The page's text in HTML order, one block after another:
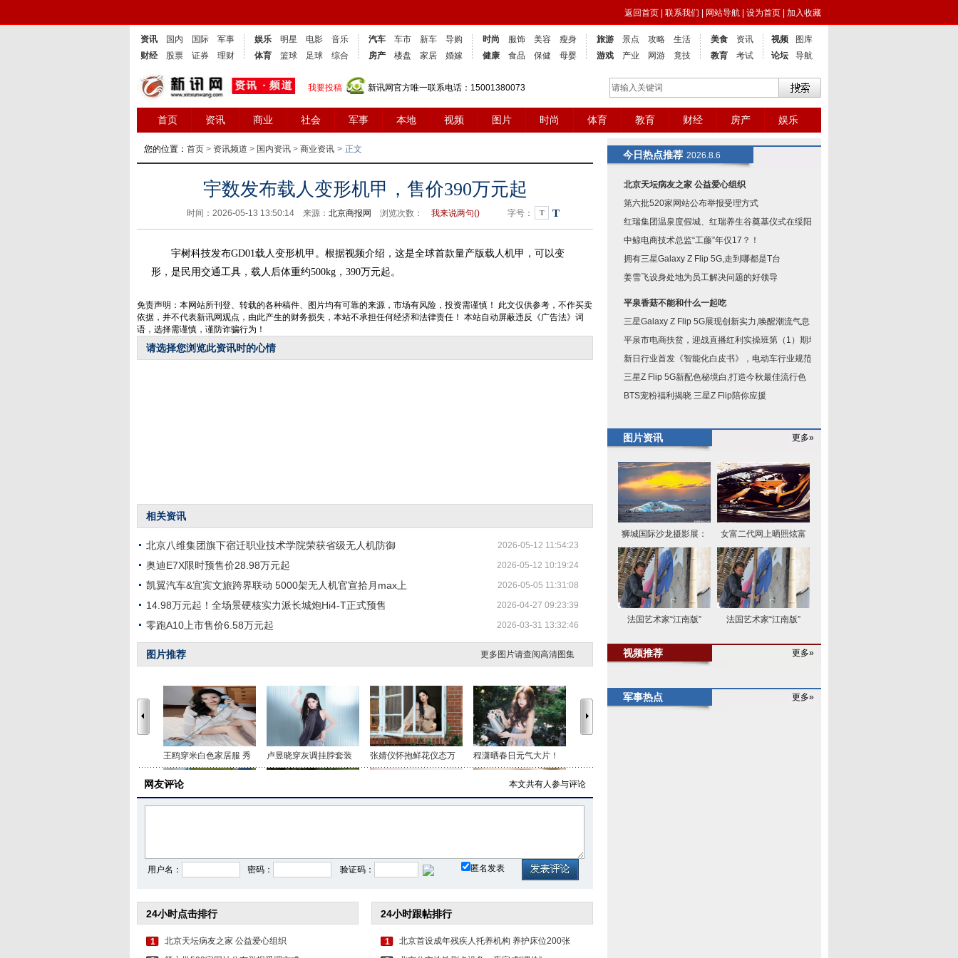
返回首页 联系我们 网站导航 设为首页 加入收藏
资讯 国内 国际
军事
财经
股票 证券 理财
娱乐 明星 电影
音乐
体育
篮球 足球 综合
汽车 车市 新车
导购
房产
楼盘 家居 婚嫁
时尚 服饰 美容
瘦身
健康
食品 保健 母婴
旅游 景点 攻略
生活
游戏
产业 网游 竟技
美食
资讯
教育
考试
视频
图库
论坛
导航
我要投稿 新讯网官方唯一联系电话：15001380073
首页 资讯 商业 社会 军事 本地 视频 图片 时尚 体育 教育 财经 房产 娱乐
您的位置： 首页 > 资讯频道 > 国内资讯 > 商业资讯 > 正文
宇数发布载人变形机甲，售价390万元起
时间：2026-05-13 13:50:14 来源： 北京商报网 浏览次数： 我来说两句() 字号： T T
宇树科技发布GD01载人变形机甲。根据视频介绍，这是全球首款量产版载人机甲，可以变
形，是民用交通工具，载人后体重约500kg，390万元起。
免责声明：本网站所刊登、转载的各种稿件、图片均有可靠的来源，市场有风险，投资需谨慎！ 此文仅供参考，不作买卖
依据，并不代表新讯网观点，由此产生的财务损失，本站不承担任何经济和法律责任！ 本站自动屏蔽违反《广告法》词
语，选择需谨慎，谨防诈骗行为！
请选择您浏览此资讯时的心情
相关资讯
北京八维集团旗下宿迁职业技术学院荣获省级无人机防御 2026-05-12 11:54:23
奥迪E7X限时预售价28.98万元起 2026-05-12 10:19:24
凯翼汽车&宜宾文旅跨界联动 5000架无人机官宣拾月max上 2026-05-05 11:31:08
14.98万元起！全场景硬核实力派长城炮Hi4-T正式预售 2026-04-27 09:23:39
零跑A10上市售价6.58万元起 2026-03-31 13:32:46
更多图片请查阅高清图集
图片推荐
王鸥穿米白色家居服 秀 卢昱晓穿灰调挂脖套装 张婧仪怀抱鲜花仪态万 程潇晒春日元气大片！
网友评论 本文共有人参与评论
用户名： 密码： 验证码： 匿名发表
24小时点击排行
1
北京天坛病友之家 公益爱心组织
24小时跟帖排行
1
北京首设成年残疾人托养机构 养护床位200张
今日热点推荐 2026.8.6
北京天坛病友之家 公益爱心组织
第六批520家网站公布举报受理方式
红瑞集团温泉度假城、红瑞养生谷奠基仪式在绥阳举
中鲸电商技术总监“工藤”年仅17？！
拥有三星Galaxy Z Flip 5G,走到哪都是T台
姜雪飞设身处地为员工解决问题的好领导
平泉香菇不能和什么一起吃
三星Galaxy Z Flip 5G展现创新实力,唤醒潮流气息
平泉市电商扶贫，迎战直播红利实操班第（1）期培
新日行业首发《智能化白皮书》，电动车行业规范已
三星Z Flip 5G新配色秘境白,打造今秋最佳流行色
BTS宠粉福利揭晓 三星Z Flip陪你应援
图片资讯 更多»
狮城国际沙龙摄影展： 女富二代网上晒照炫富
法国艺术家“江南版” 法国艺术家“江南版”
视频推荐 更多»
军事热点 更多»